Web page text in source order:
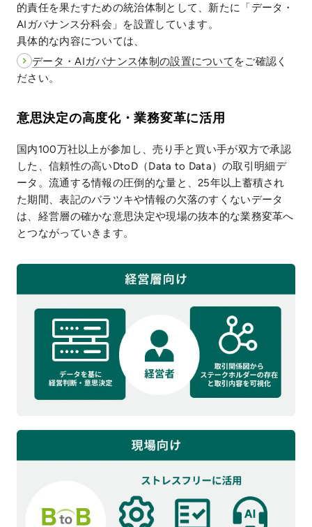
的責任を果たすための統治体制として、新たに「データ・
AIガバナンス分科会」を設置しています。
具体的な内容については、
データ・AIガバナンス体制の設置について をご確認く
ださい。
意思決定の高度化・業務変革に活用
国内100万社以上が参加し、売り手と買い手が双方で承認
した、信頼性の高いDtoD（Data to Data）の取引明細デ
ータ。流通する情報の圧倒的な量と、25年以上蓄積され
た期間、表記のバラツキや情報の欠落のすくないデータ
は、経営層の確かな意思決定や現場の抜本的な業務変革へ
とつながっていきます。